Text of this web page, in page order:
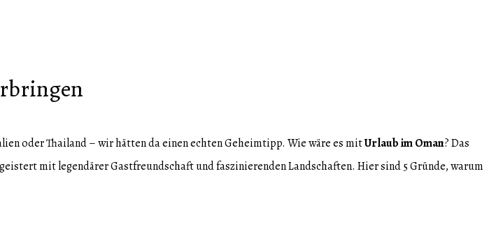
oder Thailand – wir hätten da einen echten Geheimtipp. Wie wäre es mitUrlaub im Oman? Das
mit legendärer Gastfreundschaft und faszinierenden Landschaften. Hier sind 5 Gründe, warum